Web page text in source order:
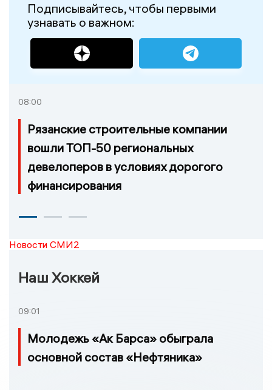
Подписывайтесь, чтобы первыми
узнавать о важном:
08:00
Рязанские строительные компании
вошли ТОП-50 региональных
девелоперов в условиях дорогого
финансирования
Новости СМИ2
Наш Хоккей
09:01
Молодежь «Ак Барса» обыграла
основной состав «Нефтяника»